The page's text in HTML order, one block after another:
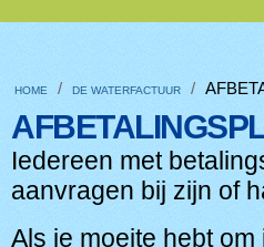
HOME / DE WATERFACTUUR /
Iedereen met
aanvragen bij zijn of
Als je moeite hebt